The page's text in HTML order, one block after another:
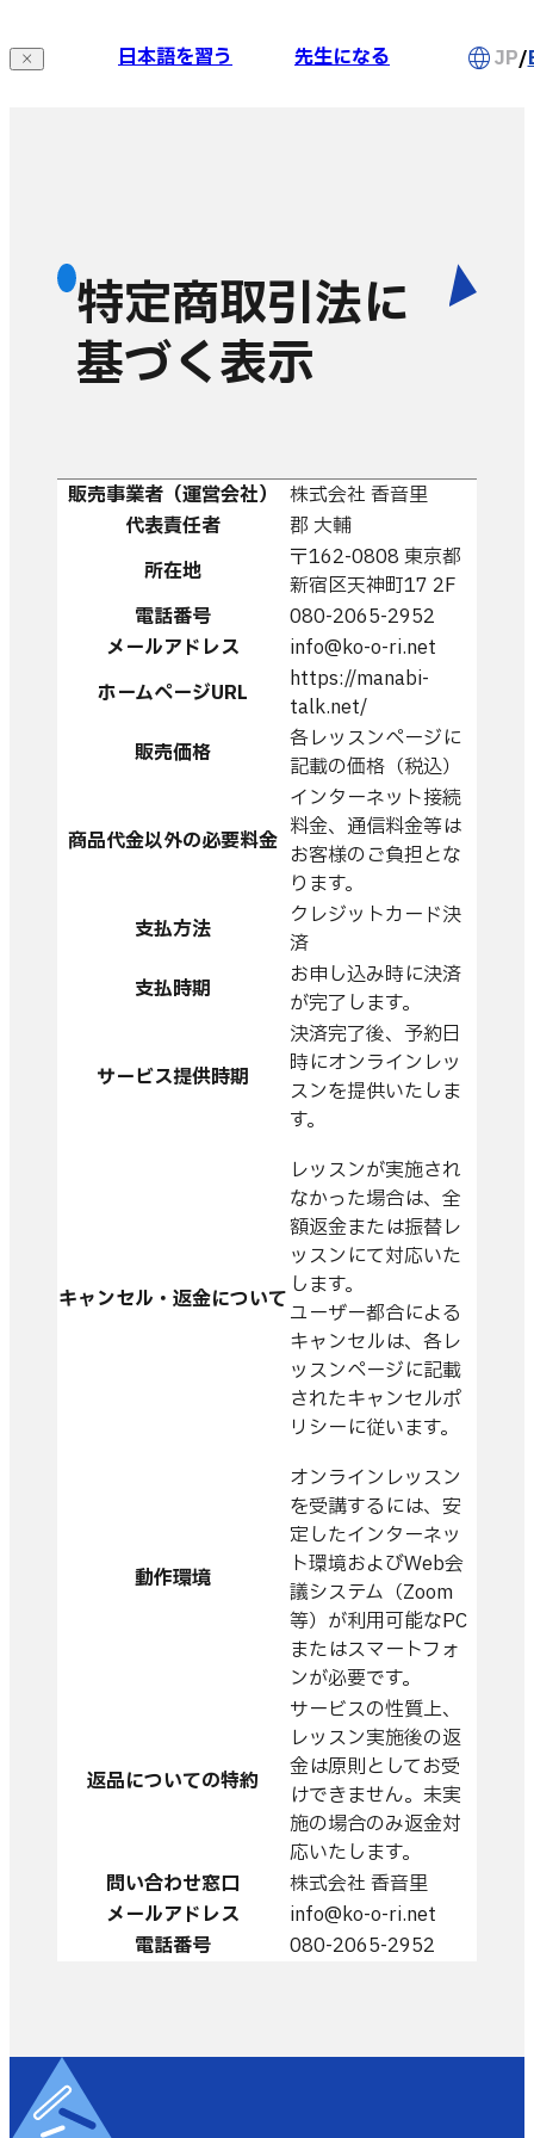
 日本語を習う 先生になる JP/
特定商取引法に
基づく表示
販売事業者（運営会社）
株式会社 香音里
代表責任者
郡 大輔
所在地
〒162-0808 東京都
新宿区天神町17 2F
電話番号
080-2065-2952
メールアドレス
info@ko-o-ri.net
ホームページURL
https://manabi-
talk.net/
販売価格
各レッスンページに
記載の価格（税込）
商品代金以外の必要料金
インターネット接続
料金、通信料金等は
お客様のご負担とな
ります。
支払方法
クレジットカード決
済
支払時期
お申し込み時に決済
が完了します。
サービス提供時期
決済完了後、予約日
時にオンラインレッ
スンを提供いたしま
す。
キャンセル・返金について
レッスンが実施され
なかった場合は、全
額返金または振替レ
ッスンにて対応いた
します。
ユーザー都合による
キャンセルは、各レ
ッスンページに記載
されたキャンセルポ
リシーに従います。
動作環境
オンラインレッスン
を受講するには、安
定したインターネッ
ト環境およびWeb会
議システム（Zoom
等）が利用可能なPC
またはスマートフォ
ンが必要です。
返品についての特約
サービスの性質上、
レッスン実施後の返
金は原則としてお受
けできません。未実
施の場合のみ返金対
応いたします。
問い合わせ窓口
株式会社 香音里
メールアドレス
info@ko-o-ri.net
電話番号
080-2065-2952